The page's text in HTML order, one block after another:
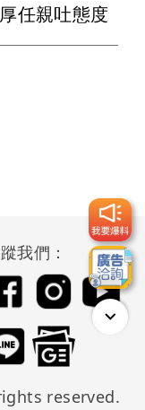
任親吐態度
我們：
reserved.